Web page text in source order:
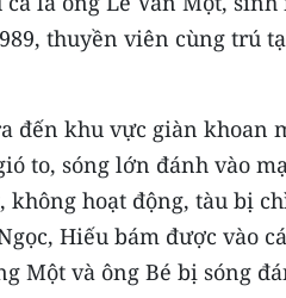
thuyền viên cùng trú
đến khu vực giàn khoan
to, sóng lớn đánh vào
hoạt động, tàu bị
Hiếu bám được vào
Một và ông Bé bị sóng